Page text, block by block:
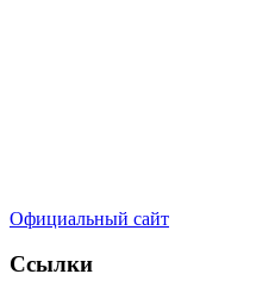
Официальный сайт
Ссылки